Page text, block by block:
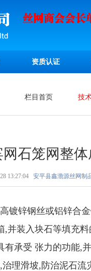
资质认证
栏目首页 技
石笼网整
13:27:04 安平县鑫渤源丝网制
镀锌钢丝或铝锌合
并装入块石等填充
承受 张力的功能,
理滑坡,防治泥石流